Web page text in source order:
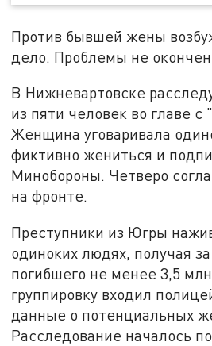
Против бывшей жены
дело. Проблемы не
В Нижневартовске
из пяти человек во главе с
Женщина уговаривала
фиктивно жениться и
Минобороны. Четверо
на фронте.
Преступники из Югры
одиноких людях, получая
погибшего не менее 3,5
группировку входил
данные о потенциальных
Расследование началось